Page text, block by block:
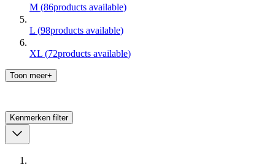
M (86products available)
L (98products available)
XL (72products available)
Toon meer+
Kenmerken filter